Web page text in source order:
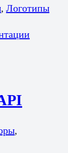
, Логотипы
,